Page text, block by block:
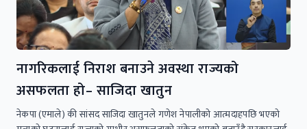
नागरिकलाई निराश बनाउने अवस्था राज्यको
असफलता हो– साजिदा खातुन
नेकपा (एमाले) की सांसद साजिदा खातुनले गणेश नेपालीको आत्मदाहपछि भएको